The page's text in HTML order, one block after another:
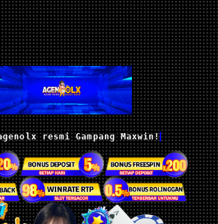
resmi Gampang Maxwin!